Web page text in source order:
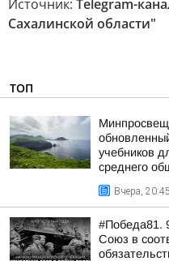
Источник: Telegram-
Сахалинской области"
ТОП
учебников
среднего
Вчера, 20:45
#Победа81.
Союз в